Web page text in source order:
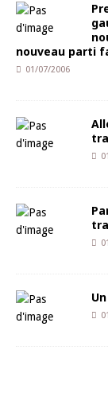
nouveau parti
01/07/2006